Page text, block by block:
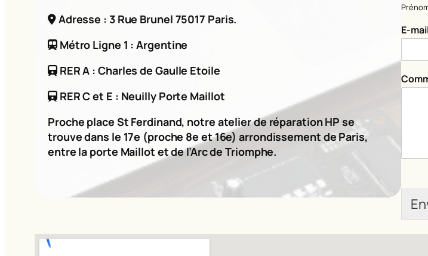
Adresse : 3 Rue Brunel 75017 Paris.
Métro Ligne 1 : Argentine
RER A : Charles de Gaulle Etoile
RER C et E : Neuilly Porte Maillot
Proche place St Ferdinand, notre atelier de réparation HP se
trouve dans le 17e (proche 8e et 16e) arrondissement de Paris,
entre la porte Maillot et de l’Arc de Triomphe.
E-
m
e
E
a
l